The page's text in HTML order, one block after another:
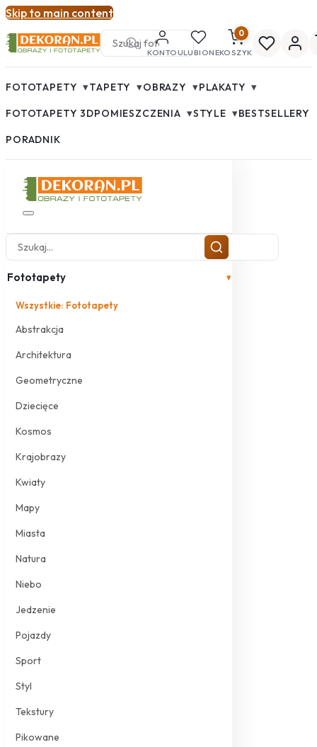
Skip to main content
KONTOULUBIONE
0
KOSZYK
FOTOTAPETY ▾TAPETY ▾OBRAZY ▾PLAKATY ▾
FOTOTAPETY 3DPOMIESZCZENIA ▾STYLE ▾BESTSELLERY
PORADNIK
Fototapety ▾
Wszystkie: Fototapety
Abstrakcja
Architektura
Geometryczne
Dziecięce
Kosmos
Krajobrazy
Kwiaty
Mapy
Miasta
Natura
Niebo
Jedzenie
Pojazdy
Sport
Styl
Tekstury
Pikowane